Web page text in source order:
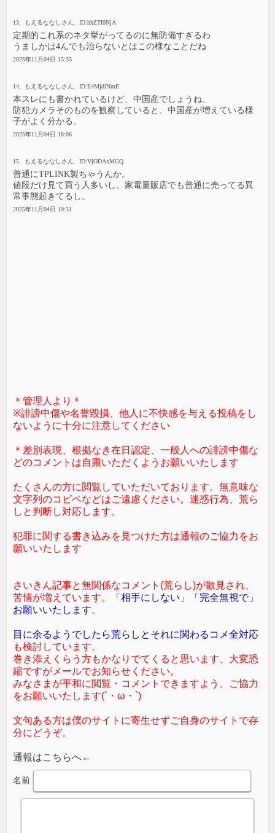
13. もえるななしさん. ID:hhZTI0NjA
定期的これ系のネタ挙がってるのに無防備すぎるわ
うましかは4んでも治らないとはこの様なことだね
2025年11月04日 15:33
14. もえるななしさん. ID:E4MjdiNmE
本スレにも書かれているけど、中国産でしょうね。
防犯カメラそのものを観察していると、中国産が増えている様
子がよく分かる。
2025年11月04日 18:06
15. もえるななしさん. ID:VjODAxMGQ
普通にTPLINK製ちゃうんか。
値段だけ見て買う人多いし、家電量販店でも普通に売ってる異
常事態起きてるし。
2025年11月04日 19:31
＊管理人より＊
※誹謗中傷や名誉毀損、他人に不快感を与える投稿をし
ないように十分に注意してください
＊差別表現、根拠なき在日認定、一般人への誹謗中傷な
どのコメントは自粛いただくようお願いいたします
たくさんの方に閲覧していただいております。無意味な
文字列のコピペなどはご遠慮ください。迷惑行為、荒ら
しと判断し対応します。
犯罪に関する書き込みを見つけた方は通報のご協力をお
願いいたします
さいきん記事と無関係なコメント(荒らし)が散見され、
苦情が増えています。
「相手にしない」「完全無視で」
お願いいたします。
目に余るようでしたら荒らしとそれに関わるコメ全対応
も検討しています。
巻き添えくらう方もかなりでてくると思います、大変恐
縮ですがメールでお知らせください。
みなさまが平和に閲覧・コメントできますよう、ご協力
をお願いいたします(´・ω・`)
文句ある方は僕のサイトに寄生せずご自身のサイトで存
分にどうぞ。
通報はこちらへ←
名前